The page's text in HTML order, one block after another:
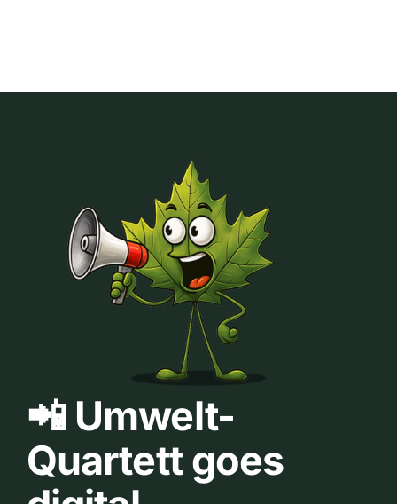
📲 Umwelt-
Quartett goes